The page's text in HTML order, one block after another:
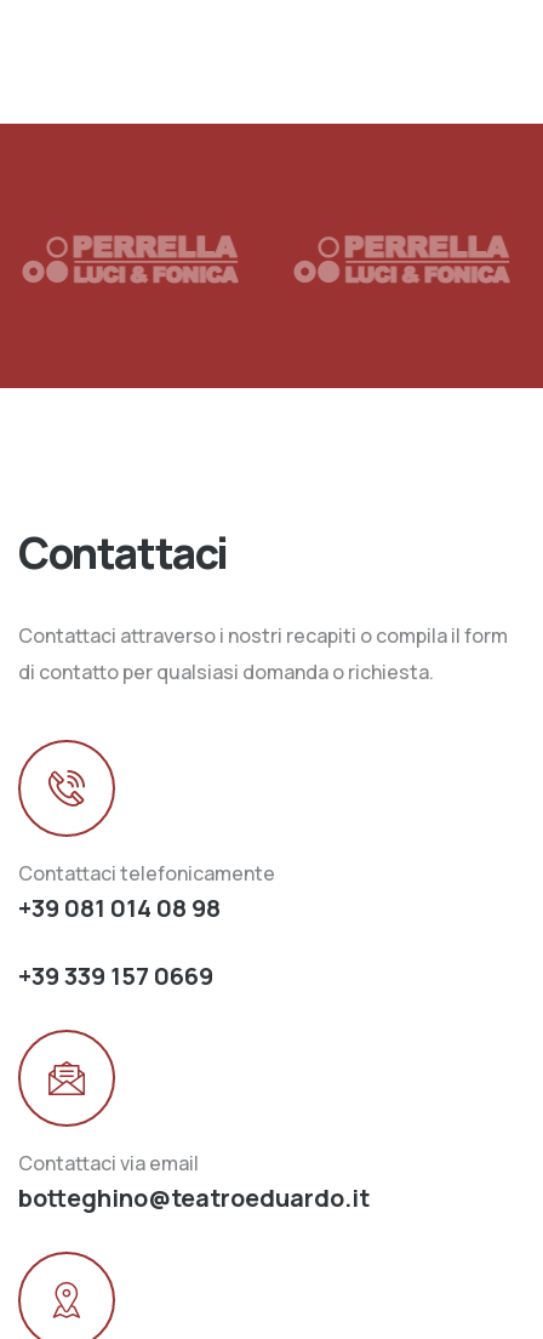
Contattaci
Contattaci attraverso i nostri recapiti o compila il form
di contatto per qualsiasi domanda o richiesta.
Contattaci telefonicamente
+39 081 014 08 98
+39 339 157 0669
Contattaci via email
botteghino@teatroeduardo.it